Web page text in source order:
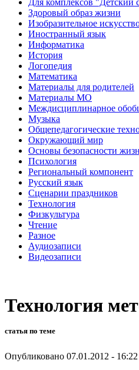
Здоровый образ жизни
Изобразительное
Иностранный язык
Информатика
История
Логопедия
Математика
Материалы для родителей
Материалы МО
Междисциплинарное
Музыка
Общепедагогические
Окружающий мир
Основы безопасности
Психология
Региональный компонент
Русский язык
Сценарии праздников
Технология
Физкультура
Чтение
Разное
Аудиозаписи
Видеозаписи
Технология
статья по теме
Опубликовано 07.01.2012 -